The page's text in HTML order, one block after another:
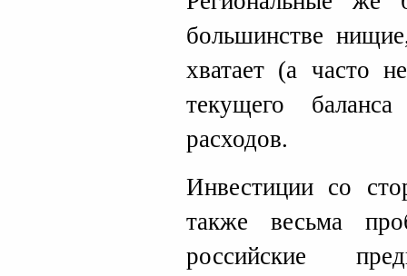
большинстве
хватает (а часто
текущего
расходов.
Инвестиции со
также весьма
российские